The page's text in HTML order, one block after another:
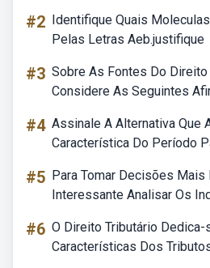
#2 Identifique Quais
Pelas Letras Aeb.justifique
#3 Sobre As Fontes Do
Considere As Seguintes
#4 Assinale A Alternativa Que
Característica Do Período
#5 Para Tomar Decisões Mais
Interessante Analisar Os
#6 O Direito Tributário Dedica-
Características Dos